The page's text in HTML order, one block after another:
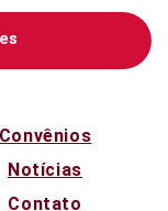
Convênios
Notícias
Contato